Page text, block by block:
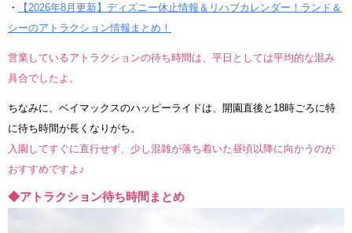
・
【2026年8月更新】ディズニー休止情報＆リハブカレンダー！ランド＆
シーのアトラクション情報まとめ！
営業しているアトラクションの待ち時間は、平日としては平均的な混み
具合でしたよ。
ちなみに、ベイマックスのハッピーライドは、開園直後と18時ごろに特
に待ち時間が長くなりがち。
入園してすぐに直行せず、少し混雑が落ち着いた昼頃以降に向かうのが
おすすめですよ♪
◆アトラクション待ち時間まとめ